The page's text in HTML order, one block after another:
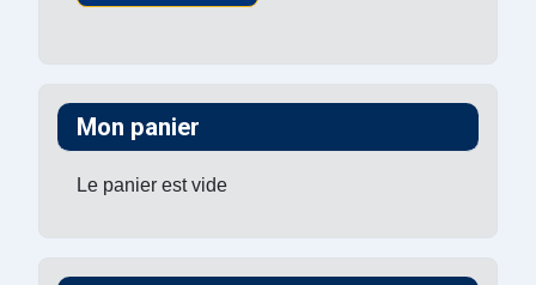
Mon panier
Le panier est vide